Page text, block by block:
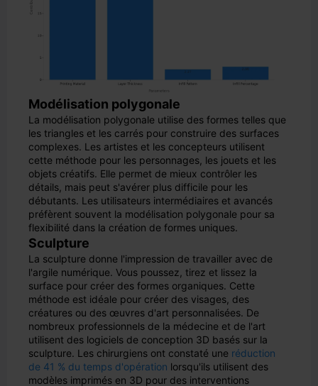
Modélisation polygonale
La modélisation polygonale utilise des formes telles que
les triangles et les carrés pour construire des surfaces
complexes. Les artistes et les concepteurs utilisent
cette méthode pour les personnages, les jouets et les
objets créatifs. Elle permet de mieux contrôler les
détails, mais peut s'avérer plus difficile pour les
débutants. Les utilisateurs intermédiaires et avancés
préfèrent souvent la modélisation polygonale pour sa
flexibilité dans la création de formes uniques.
Sculpture
La sculpture donne l'impression de travailler avec de
l'argile numérique. Vous poussez, tirez et lissez la
surface pour créer des formes organiques. Cette
méthode est idéale pour créer des visages, des
créatures ou des œuvres d'art personnalisées. De
nombreux professionnels de la médecine et de l'art
utilisent des logiciels de conception 3D basés sur la
sculpture. Les chirurgiens ont constaté une réduction
de 41 % du temps d'opération lorsqu'ils utilisent des
modèles imprimés en 3D pour des interventions